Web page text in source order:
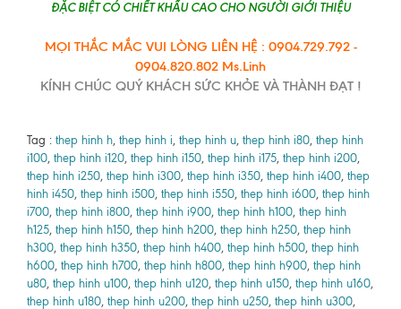
ĐẶC BIỆT CÓ CHIẾT KHẤU CAO CHO NGƯỜI GIỚI THIỆU
MỌI THẮC MẮC VUI LÒNG LIÊN HỆ : 0904.729.792 -
0904.820.802 Ms.Linh
KÍNH CHÚC QUÝ KHÁCH SỨC KHỎE VÀ THÀNH ĐẠT !
Tag : thep hinh h, thep hinh i, thep hinh u, thep hinh i80, thep hinh
i100, thep hinh i120, thep hinh i150, thep hinh i175, thep hinh i200,
thep hinh i250, thep hinh i300, thep hinh i350, thep hinh i400, thep
hinh i450, thep hinh i500, thep hinh i550, thep hinh i600, thep hinh
i700, thep hinh i800, thep hinh i900, thep hinh h100, thep hinh
h125, thep hinh h150, thep hinh h200, thep hinh h250, thep hinh
h300, thep hinh h350, thep hinh h400, thep hinh h500, thep hinh
h600, thep hinh h700, thep hinh h800, thep hinh h900, thep hinh
u80, thep hinh u100, thep hinh u120, thep hinh u150, thep hinh u160,
thep hinh u180, thep hinh u200, thep hinh u250, thep hinh u300,